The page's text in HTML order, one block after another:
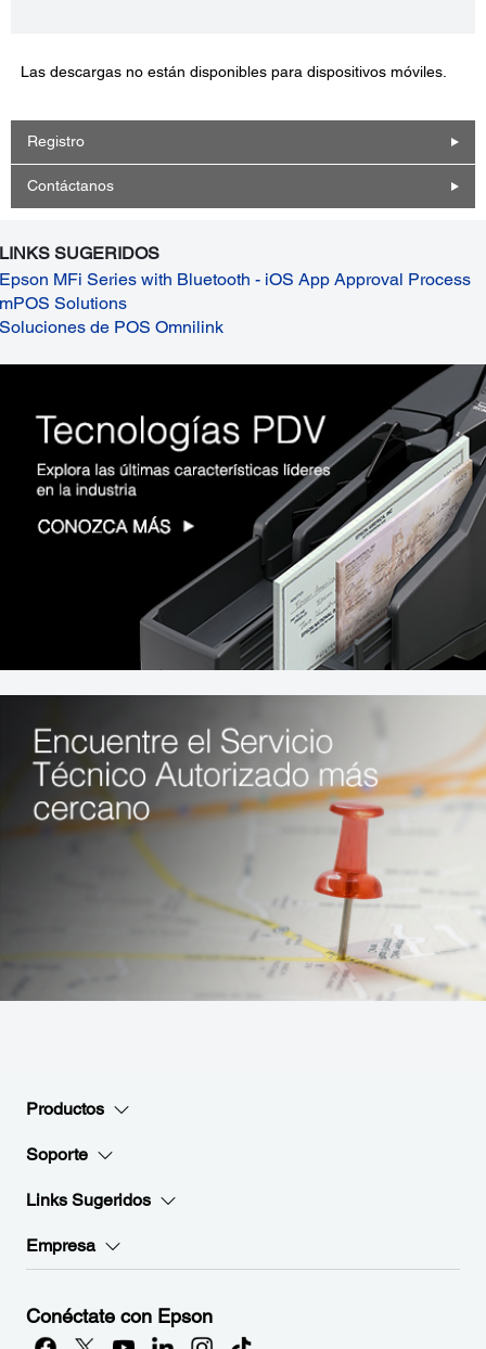
Las descargas no están disponibles para dispositivos móviles.
Registro
Contáctanos
LINKS SUGERIDOS
Epson MFi Series with Bluetooth - iOS App Approval Process
mPOS Solutions
Soluciones de POS Omnilink
Productos
Soporte
Links Sugeridos
Empresa
Conéctate con Epson